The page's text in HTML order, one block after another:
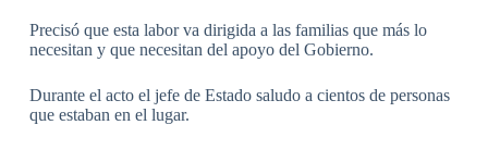
Precisó que esta labor va dirigida a las familias que más lo
necesitan y que necesitan del apoyo del Gobierno.
Durante el acto el jefe de Estado saludo a cientos de personas
que estaban en el lugar.